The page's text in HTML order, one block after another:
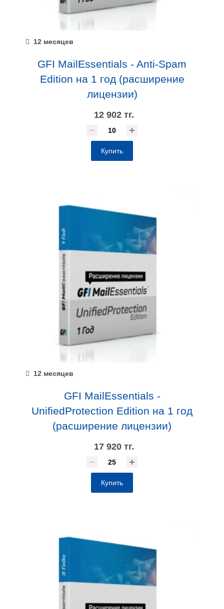
12 месяцев
GFI MailEssentials - Anti-Spam
Edition на 1 год (расширение
лицензии)
12 902 тг.
Купить
12 месяцев
GFI MailEssentials -
UnifiedProtection Edition на 1 год
(расширение лицензии)
17 920 тг.
Купить